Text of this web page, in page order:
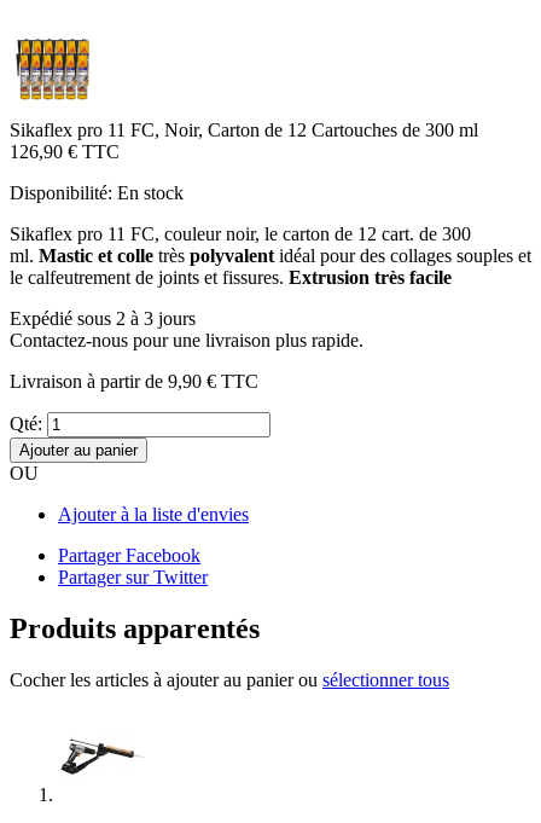
Sikaflex pro 11 FC, Noir, Carton de 12 Cartouches de 300 ml
126,90 € TTC
Disponibilité: En stock
Sikaflex pro 11 FC, couleur noir, le carton de 12 cart. de 300
ml. Mastic et colle très polyvalent idéal pour des collages souples et
le calfeutrement de joints et fissures. Extrusion très facile
Expédié sous 2 à 3 jours
Contactez-nous pour une livraison plus rapide.
Livraison à partir de 9,90 € TTC
Qté:
Ajouter au panier
OU
Ajouter à la liste d'envies
Partager Facebook
Partager sur Twitter
Produits apparentés
Cocher les articles à ajouter au panier ou sélectionner tous